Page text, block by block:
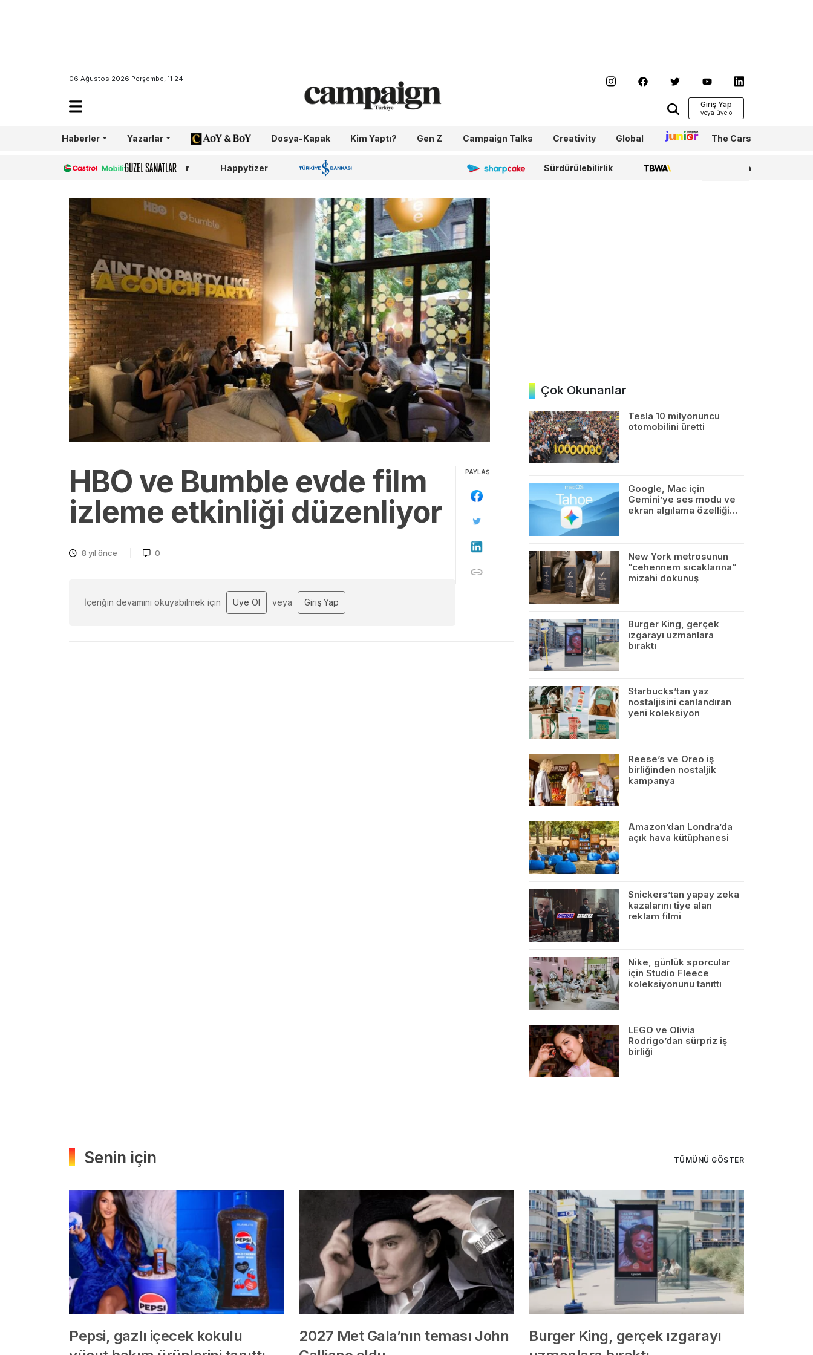
06 Ağustos 2026 Perşembe, 11:24
Giriş Yap
Haberler Yazarlar AoY/BoY Dosya-Kapak Kim Yaptı? Gen Z Campaign Talks Creativity Global Junior The Cars
Castrol Güzel Sanatlar Happytizer İş Bankası 100.Yıl Sharpcake Sürdürülebilirlik TBWA WPP Media
HBO ve Bumble evde film
izleme etkinliği düzenliyor
8 yıl önce 0
İçeriğin devamını okuyabilmek için Üye Ol veya Giriş Yap
PAYLAŞ
Çok Okunanlar
Tesla 10 milyonuncu
otomobilini üretti
Google, Mac için
Gemini’ye ses modu ve
ekran algılama özelliği…
New York metrosunun
”cehennem sıcaklarına”
mizahi dokunuş
Burger King, gerçek
ızgarayı uzmanlara
bıraktı
Starbucks’tan yaz
nostaljisini canlandıran
yeni koleksiyon
Reese’s ve Oreo iş
birliğinden nostaljik
kampanya
Amazon’dan Londra’da
açık hava kütüphanesi
Snickers’tan yapay zeka
kazalarını tiye alan
reklam filmi
Nike, günlük sporcular
için Studio Fleece
koleksiyonunu tanıttı
LEGO ve Olivia
Rodrigo’dan sürpriz iş
birliği
Senin için TÜMÜNÜ GÖSTER
Pepsi, gazlı içecek kokulu
2027 Met Gala’nın teması John
Burger King, gerçek ızgarayı